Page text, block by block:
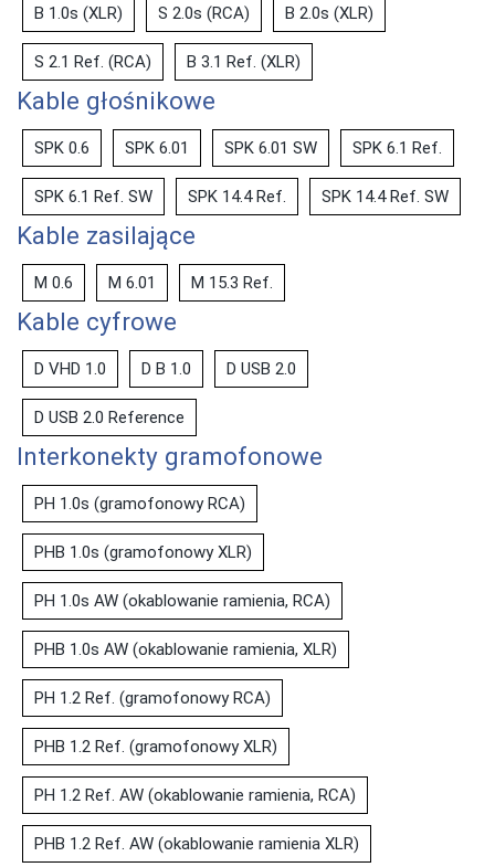
B 1.0s (XLR) S 2.0s (RCA) B 2.0s (XLR)
S 2.1 Ref. (RCA) B 3.1 Ref. (XLR)
Kable głośnikowe
SPK 0.6 SPK 6.01 SPK 6.01 SW SPK 6.1 Ref.
SPK 6.1 Ref. SW SPK 14.4 Ref. SPK 14.4 Ref. SW
Kable zasilające
M 0.6 M 6.01 M 15.3 Ref.
Kable cyfrowe
D VHD 1.0 D B 1.0 D USB 2.0
D USB 2.0 Reference
Interkonekty gramofonowe
PH 1.0s (gramofonowy RCA)
PHB 1.0s (gramofonowy XLR)
PH 1.0s AW (okablowanie ramienia, RCA)
PHB 1.0s AW (okablowanie ramienia, XLR)
PH 1.2 Ref. (gramofonowy RCA)
PHB 1.2 Ref. (gramofonowy XLR)
PH 1.2 Ref. AW (okablowanie ramienia, RCA)
PHB 1.2 Ref. AW (okablowanie ramienia XLR)